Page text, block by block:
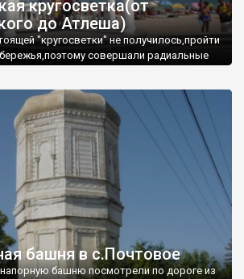
кругосветка(от
до Атлеша)
"кругосветки" не получилось,пройти
совершали радиальные
башня в с.Почтовое
башню посмотрели по дороге из